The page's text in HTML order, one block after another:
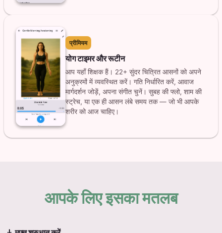
प्रीमियम
योग टाइमर और रूटीन
आप यहाँ शिक्षक हैं। 22+ सुंदर चित्रित आसनों को अपने
अनुक्रमों में व्यवस्थित करें। गति निर्धारित करें, आवाज
मार्गदर्शन जोड़ें, अपना संगीत चुनें। सुबह की फ्लो, शाम की
स्ट्रेच, या एक ही आसन लंबे समय तक — जो भी आपके
शरीर को आज चाहिए।
आपके लिए इसका मतलब